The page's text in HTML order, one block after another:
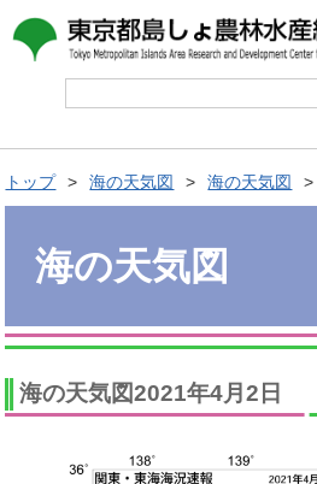
トップ 海の天気図 海の天気図
海の天気図
海の天気図2021年4月2日